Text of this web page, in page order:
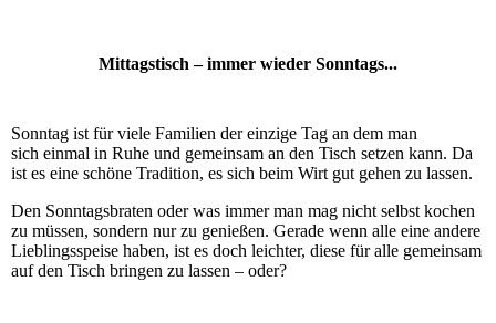
Mittagstisch – immer wieder Sonntags...
Sonntag ist für viele Familien der einzige Tag an dem man
sich einmal in Ruhe und ge­mein­sam an den Tisch setzen kann. Da
ist es eine schöne Tradition, es sich beim Wirt gut gehen zu lassen.
Den Sonntagsbraten oder was immer man mag nicht selbst kochen
zu müssen, son­dern nur zu genießen. Gerade wenn alle eine andere
Lieb­lings­spei­se haben, ist es doch leichter, diese für alle gemeinsam
auf den Tisch bringen zu lassen – oder?